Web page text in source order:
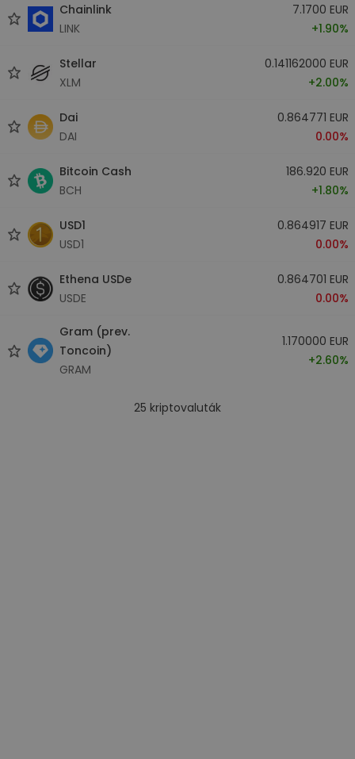
Chainlink
LINK
7.1700 EUR
+1.90%
Stellar
XLM
0.141162000 EUR
+2.00%
Dai
DAI
0.864771 EUR
0.00%
Bitcoin Cash
BCH
186.920 EUR
+1.80%
USD1
USD1
0.864917 EUR
0.00%
Ethena USDe
USDE
0.864701 EUR
0.00%
Gram (prev.
Toncoin)
GRAM
1.170000 EUR
+2.60%
25 kriptovaluták